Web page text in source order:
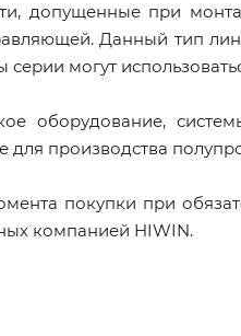
допущенные при
Данный тип
могут
оборудование,
для производства
покупки при
компанией HIWIN.